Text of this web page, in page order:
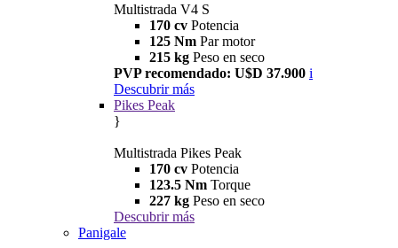
Multistrada V4 S
170 cv Potencia
125 Nm Par motor
215 kg Peso en seco
PVP recomendado: U$D 37.900 i
Descubrir más
Pikes Peak
}
Multistrada Pikes Peak
170 cv Potencia
123.5 Nm Torque
227 kg Peso en seco
Descubrir más
Panigale